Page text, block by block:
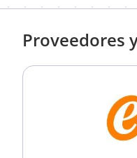
Proveedores